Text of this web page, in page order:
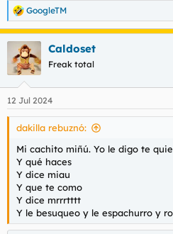
R
e
a
c
i
e
s
GoogleTM
Caldoset
Freak total
12 Jul 2024
dakilla rebuznó:
Mi cachito miñú. Yo le digo te
Y qué haces
Y dice miau
Y que te como
Y dice mrrrtttt
Y le besuqueo y le espachurro y